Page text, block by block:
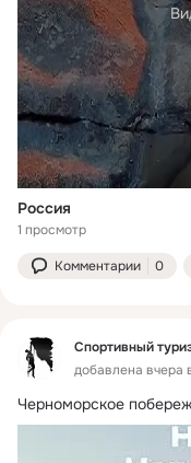
Россия
1 просмотр
Комментарии 0
Спортивный
добавлена вчера
Черноморское